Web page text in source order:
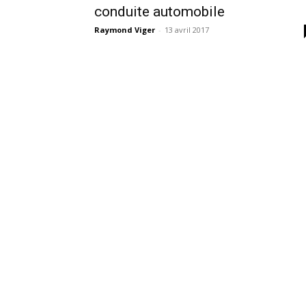
conduite automobile
Raymond Viger - 13 avril 2017